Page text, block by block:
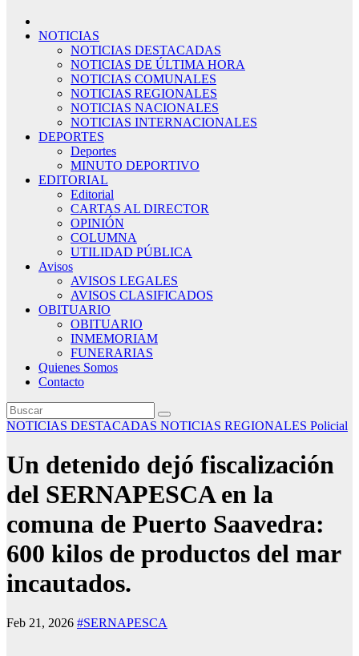
NOTICIAS
NOTICIAS DESTACADAS
NOTICIAS DE ÚLTIMA HORA
NOTICIAS COMUNALES
NOTICIAS REGIONALES
NOTICIAS NACIONALES
NOTICIAS INTERNACIONALES
DEPORTES
Deportes
MINUTO DEPORTIVO
EDITORIAL
Editorial
CARTAS AL DIRECTOR
OPINIÓN
COLUMNA
UTILIDAD PÚBLICA
Avisos
AVISOS LEGALES
AVISOS CLASIFICADOS
OBITUARIO
OBITUARIO
INMEMORIAM
FUNERARIAS
Quienes Somos
Contacto
NOTICIAS DESTACADAS NOTICIAS REGIONALES Policial
Un detenido dejó fiscalización
del SERNAPESCA en la
comuna de Puerto Saavedra:
600 kilos de productos del mar
incautados.
Feb 21, 2026 #SERNAPESCA